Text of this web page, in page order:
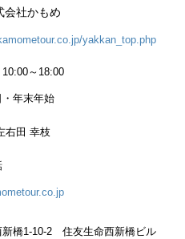
会社かもめ
yakkan_top.php
～18:00
年末年始
右田 幸枝
新橋1-10-2 住友生命西新橋ビル